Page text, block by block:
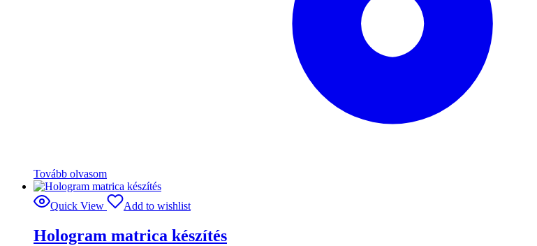
Tovább olvasom
Quick View Add to wishlist
Hologram matrica készítés